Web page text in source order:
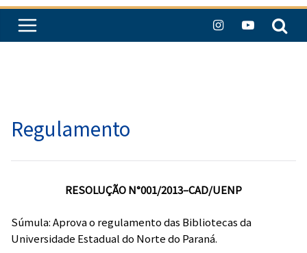
Regulamento
RESOLUÇÃO N°001/2013–CAD/UENP
Súmula: Aprova o regulamento das Bibliotecas da
Universidade Estadual do Norte do Paraná.